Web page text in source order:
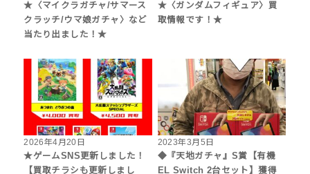
★〈マイクラガチャ/サマース
クラッチ/ウマ娘ガチャ〉など
当たり出ました！★
★〈ガンダムフィギュア〉買
取情報です！★
2026年4月20日
★ゲームSNS更新しました！
【買取チラシも更新しまし
2023年3月5日
◆『天地ガチャ』S賞【有機
EL Switch 2台セット】獲得